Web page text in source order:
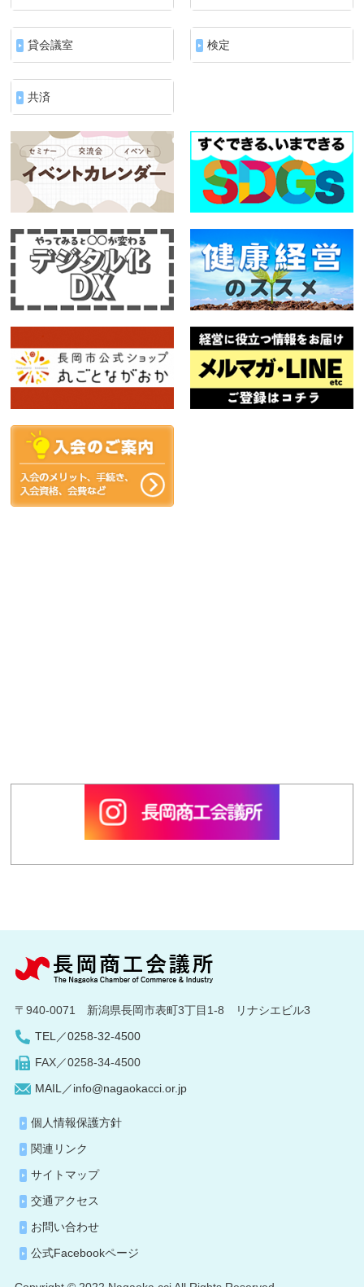
貸会議室 検定
共済
〒940-0071 新潟県長岡市表町3丁目1-8 リナシエビル3
TEL／0258-32-4500
FAX／0258-34-4500
MAIL／info@nagaokacci.or.jp
個人情報保護方針
関連リンク
サイトマップ
交通アクセス
お問い合わせ
公式Facebookページ